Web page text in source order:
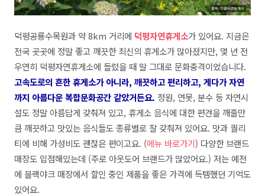
덕평공룡수목원과 약 8km 거리에 덕평자연휴게소가 있어요. 지금은
전국 곳곳에 정말 좋고 깨끗한 최신의 휴게소가 많아졌지만, 몇 년 전
우연히 덕평자연휴게소에 들렀을 때 말 그대로 문화충격이었습니다.
고속도로의 흔한 휴게소가 아니라, 깨끗하고 편리하고, 게다가 자연
까지 아름다운 복합문화공간 같았거든요. 정원, 연못, 분수 등 자연시
설도 정말 아름답게 갖춰져 있고, 휴게소 음식에 대한 편견을 깨줄만
큼 깨끗하고 맛있는 음식들도 종류별로 잘 갖춰져 있어요. 맛과 퀄리
티에 비해 가성비도 괜찮은 편이고요. (메뉴 바로가기) 다양한 브랜드
매장도 입점해있는데 (주로 아웃도어 브랜드가 많았어요.) 저는 예전
에 블랙야크 매장에서 할인 중인 제품을 좋은 가격에 득템했던 기억도
있어요.